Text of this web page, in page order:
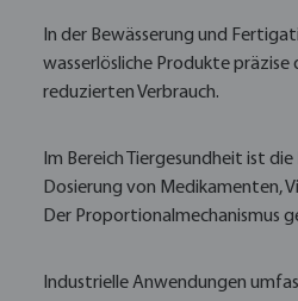
In der Bewässerung und
wasserlösliche Produkte
reduzierten Verbrauch.
Im Bereich Tiergesundheit ist
Dosierung von Medikamenten,
Der Proportionalmechanismus
Industrielle Anwendungen